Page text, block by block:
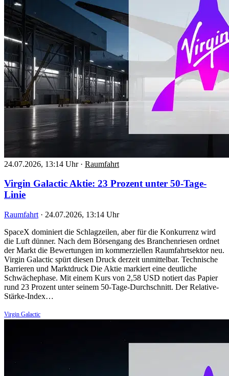
24.07.2026, 13:14 Uhr · Raumfahrt
Virgin Galactic Aktie: 23 Prozent unter 50-Tage-
Linie
Raumfahrt · 24.07.2026, 13:14 Uhr
SpaceX dominiert die Schlagzeilen, aber für die Konkurrenz wird
die Luft dünner. Nach dem Börsengang des Branchenriesen ordnet
der Markt die Bewertungen im kommerziellen Raumfahrtsektor neu.
Virgin Galactic spürt diesen Druck derzeit unmittelbar. Technische
Barrieren und Marktdruck Die Aktie markiert eine deutliche
Schwächephase. Mit einem Kurs von 2,58 USD notiert das Papier
rund 23 Prozent unter seinem 50-Tage-Durchschnitt. Der Relative-
Stärke-Index…
Virgin Galactic